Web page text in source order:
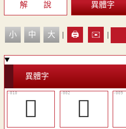
解 說 異體字
小 中 大 | 🖨️ ✉️ |
異體字
󷸪 󷸢